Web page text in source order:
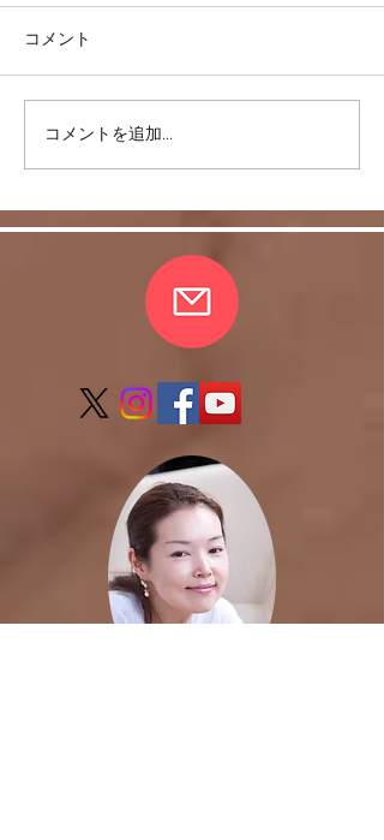
リバウンドを避けるに
は・・・
コメント
コメントを追加…